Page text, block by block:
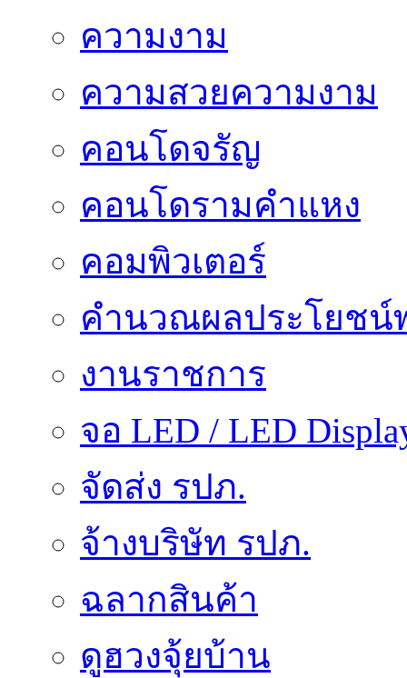
ความงาม
ความสวยความงาม
คอนโดจรัญ
คอนโดรามคำแหง
คอมพิวเตอร์
คำนวณผลประโยชน์
งานราชการ
จอ LED / LED
จัดส่ง รปภ.
จ้างบริษัท รปภ.
ฉลากสินค้า
ดูฮวงจุ้ยบ้าน